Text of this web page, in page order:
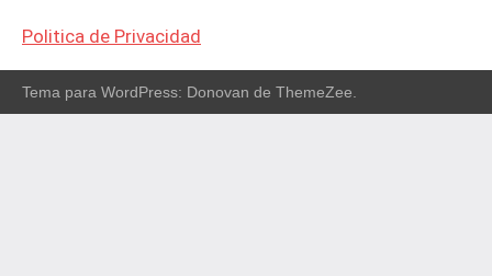
Politica de Privacidad
Tema para WordPress: Donovan de ThemeZee.